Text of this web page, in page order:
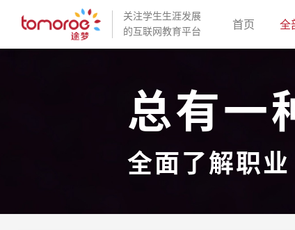
关注学生生涯发展
的互联网教育平台
首页 全
总有一
全面了解职